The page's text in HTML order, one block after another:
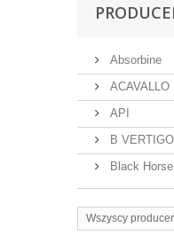
Absorbine
ACAVALLO
API
B VERTIGO
Black Horse
Wszyscy